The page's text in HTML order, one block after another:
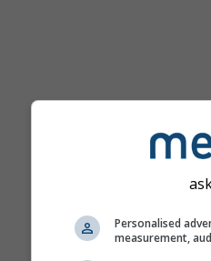
Personalised
measurement,